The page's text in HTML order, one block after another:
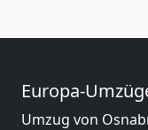
Europa-
Umzug von